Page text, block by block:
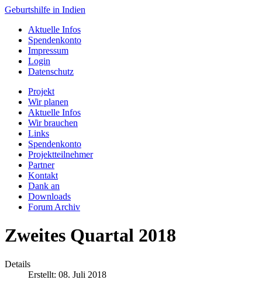
Geburtshilfe in Indien
Aktuelle Infos
Spendenkonto
Impressum
Login
Datenschutz
Projekt
Wir planen
Aktuelle Infos
Wir brauchen
Links
Spendenkonto
Projektteilnehmer
Partner
Kontakt
Dank an
Downloads
Forum Archiv
Zweites Quartal 2018
Details
Erstellt: 08. Juli 2018